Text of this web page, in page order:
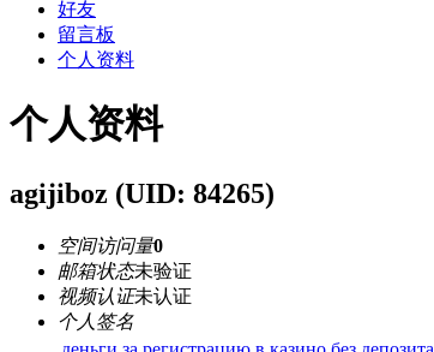
好友
留言板
个人资料
个人资料
agijiboz (UID: 84265)
空间访问量0
邮箱状态未验证
视频认证未认证
个人签名